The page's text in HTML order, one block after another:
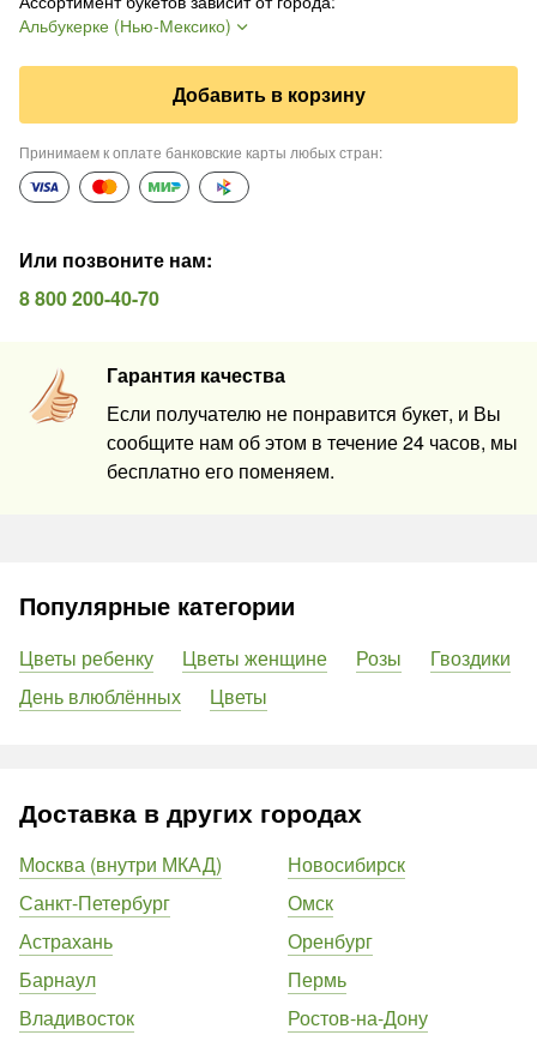
Альбукерке (Нью-Мексико)
Добавить в корзину
Принимаем к оплате банковские карты любых стран:
Или позвоните нам:
8 800 200-40-70
Гарантия качества
Если получателю не понравится букет, и Вы
сообщите нам об этом в течение 24 часов, мы
бесплатно его поменяем.
Популярные категории
Цветы ребенку Цветы женщине Розы
Гвоздики
День влюблённых
Цветы
Доставка в других городах
Москва (внутри МКАД)
Санкт-Петербург
Астрахань
Барнаул
Владивосток
Новосибирск
Омск
Оренбург
Пермь
Ростов-на-Дону